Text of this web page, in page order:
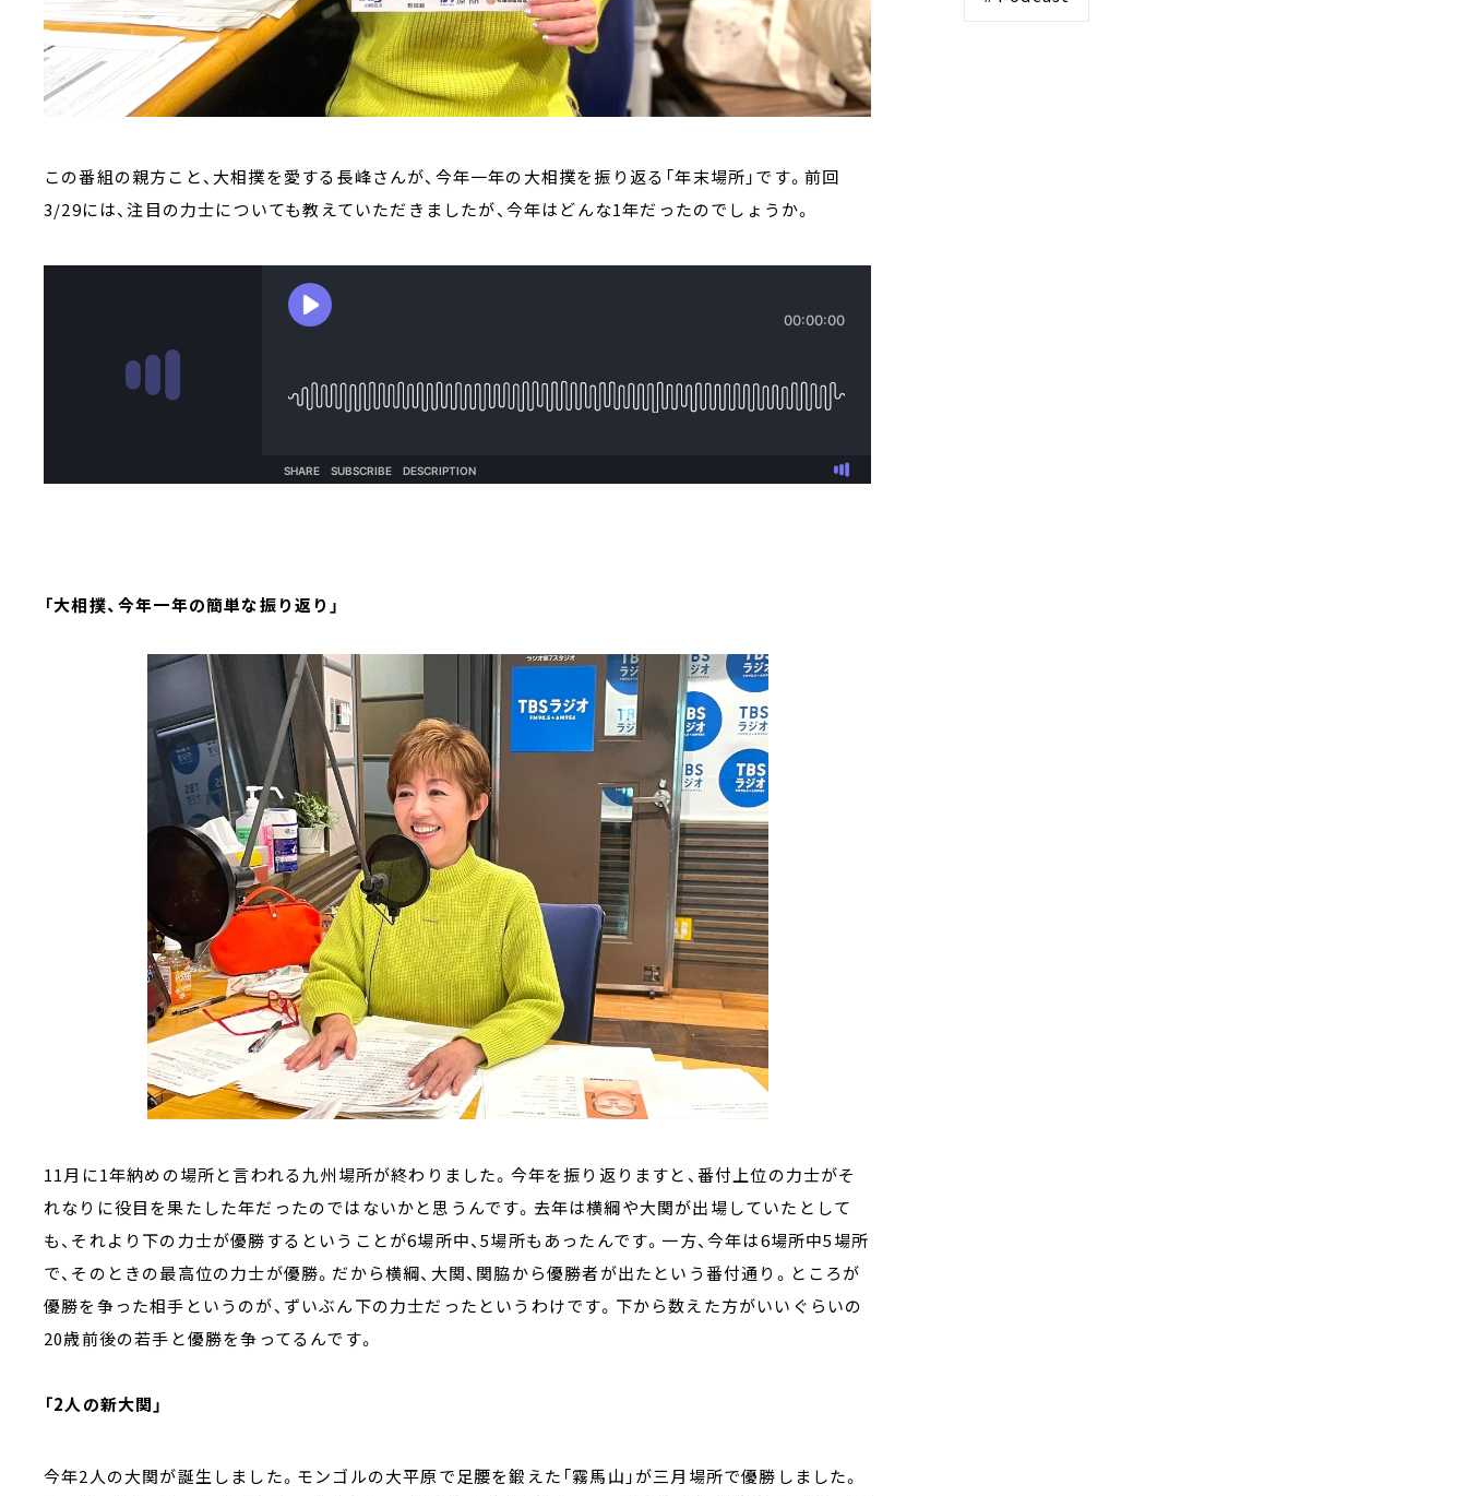
この番組の親方こと、大相撲を愛する長峰さんが、今年一年の大相撲を振り返る「年末場所」です。前回
3/29には、注目の力士についても教えていただきましたが、今年はどんな1年だったのでしょうか。
「大相撲、今年一年の簡単な振り返り」
11月に1年納めの場所と言われる九州場所が終わりました。今年を振り返りますと、番付上位の力士がそ
れなりに役目を果たした年だったのではないかと思うんです。去年は横綱や大関が出場していたとして
も、それより下の力士が優勝するということが6場所中、5場所もあったんです。一方、今年は6場所中5場所
で、そのときの最高位の力士が優勝。だから横綱、大関、関脇から優勝者が出たという番付通り。ところが
優勝を争った相手というのが、ずいぶん下の力士だったというわけです。下から数えた方がいいぐらいの
20歳前後の若手と優勝を争ってるんです。
「2人の新大関」
今年2人の大関が誕生しました。モンゴルの大平原で足腰を鍛えた「霧馬山」が三月場所で優勝しました。